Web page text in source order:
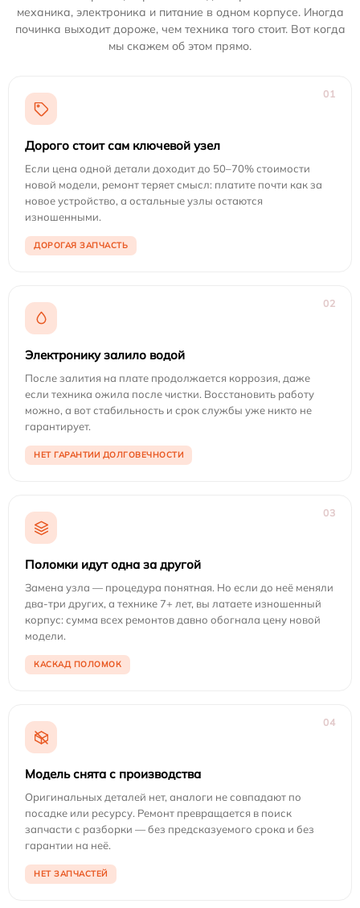
механика, электроника и питание в одном корпусе. Иногда
починка выходит дороже, чем техника того стоит. Вот когда
мы скажем об этом прямо.
01
Дорого стоит сам ключевой узел
Если цена одной детали доходит до 50–70% стоимости
новой модели, ремонт теряет смысл: платите почти как за
новое устройство, а остальные узлы остаются
изношенными.
ДОРОГАЯ ЗАПЧАСТЬ
02
Электронику залило водой
После залития на плате продолжается коррозия, даже
если техника ожила после чистки. Восстановить работу
можно, а вот стабильность и срок службы уже никто не
гарантирует.
НЕТ ГАРАНТИИ ДОЛГОВЕЧНОСТИ
03
Поломки идут одна за другой
Замена узла — процедура понятная. Но если до неё меняли
два-три других, а технике 7+ лет, вы латаете изношенный
корпус: сумма всех ремонтов давно обогнала цену новой
модели.
КАСКАД ПОЛОМОК
04
Модель снята с производства
Оригинальных деталей нет, аналоги не совпадают по
посадке или ресурсу. Ремонт превращается в поиск
запчасти с разборки — без предсказуемого срока и без
гарантии на неё.
НЕТ ЗАПЧАСТЕЙ